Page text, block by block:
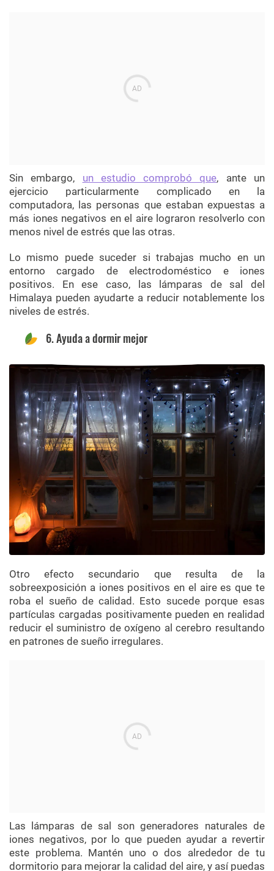
Sin embargo, un estudio comprobó que, ante un
ejercicio particularmente complicado en la
computadora, las personas que estaban expuestas a
más iones negativos en el aire lograron resolverlo con
menos nivel de estrés que las otras.
Lo mismo puede suceder si trabajas mucho en un
entorno cargado de electrodoméstico e iones
positivos. En ese caso, las lámparas de sal del
Himalaya pueden ayudarte a reducir notablemente los
niveles de estrés.
6. Ayuda a dormir mejor
Otro efecto secundario que resulta de la
sobreexposición a iones positivos en el aire es que te
roba el sueño de calidad. Esto sucede porque esas
partículas cargadas positivamente pueden en realidad
reducir el suministro de oxígeno al cerebro resultando
en patrones de sueño irregulares.
Las lámparas de sal son generadores naturales de
iones negativos, por lo que pueden ayudar a revertir
este problema. Mantén uno o dos alrededor de tu
dormitorio para mejorar la calidad del aire, y así puedas